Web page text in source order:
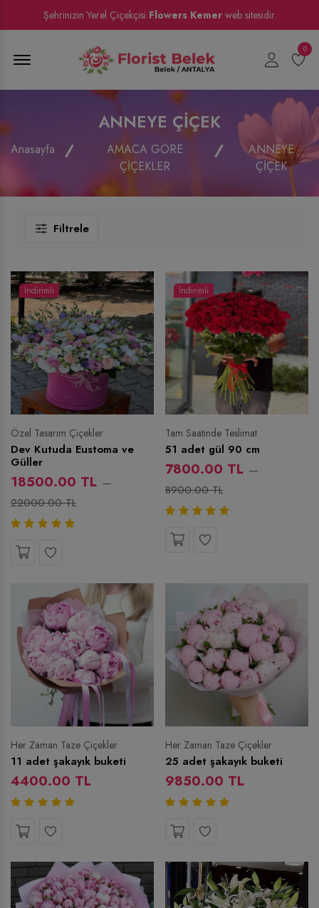
Şehrinizin Yerel Çiçekçisi Flowers Kemerweb sitesidir.
Menu Open 0
ANNEYE ÇİÇEK
Anasayfa
AMACA GÖRE
ÇİÇEKLER
ANNEYE
ÇİÇEK
Filtrele
İndirimli
Özel Tasarım Çiçekler
Dev Kutuda Eustoma ve
Güller
18500.00 TL
22000.00 TL
İndirimli
Tam Saatinde Teslimat
51 adet gül 90 cm
7800.00 TL
8900.00 TL
Her Zaman Taze Çiçekler
11 adet şakayık buketi
4400.00 TL
Her Zaman Taze Çiçekler
25 adet şakayık buketi
9850.00 TL